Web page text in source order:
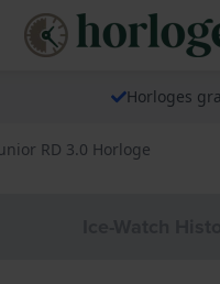
Horloges
RD 3.0 Horloge